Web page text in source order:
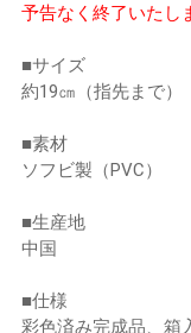
予告なく終了いたし
■サイズ
約19㎝（指先まで）
■素材
ソフビ製（PVC）
■生産地
中国
■仕様
彩色済み完成品、箱